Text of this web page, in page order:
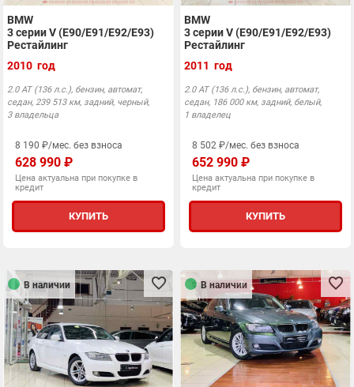
BMW
3 серии V (E90/E91/E92/E93)
Рестайлинг
2010 год
2.0 АТ (136 л.с.), бензин, автомат,
седан, 239 513 км, задний, черный,
3 владельца
8 190 ₽/мес. без взноса
628 990 ₽
Цена актуальна при покупке в
кредит
КУПИТЬ
BMW
3 серии V (E90/E91/E92/E93)
Рестайлинг
2011 год
2.0 АТ (136 л.с.), бензин, автомат,
седан, 186 000 км, задний, белый,
1 владелец
8 502 ₽/мес. без взноса
652 990 ₽
Цена актуальна при покупке в
кредит
КУПИТЬ
В наличии В наличии